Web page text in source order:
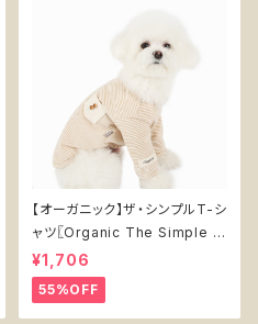
【オーガニック】ザ・シンプルT-シ
ャツ〖Organic The Simple T
-shirt〗 ブラウン
¥1,706
55%OFF